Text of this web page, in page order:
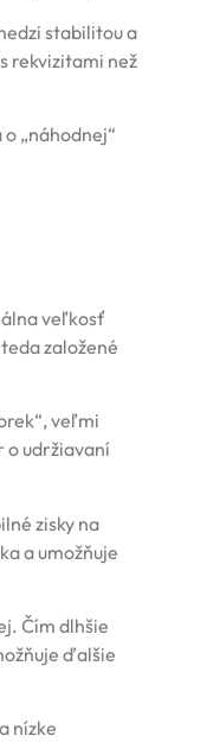
stabilitou a
rekvizitami než
„náhodnej“
veľkosť
založené
veľmi
o udržiavaní
zisky na
a umožňuje
Čím dlhšie
ďalšie
nízke